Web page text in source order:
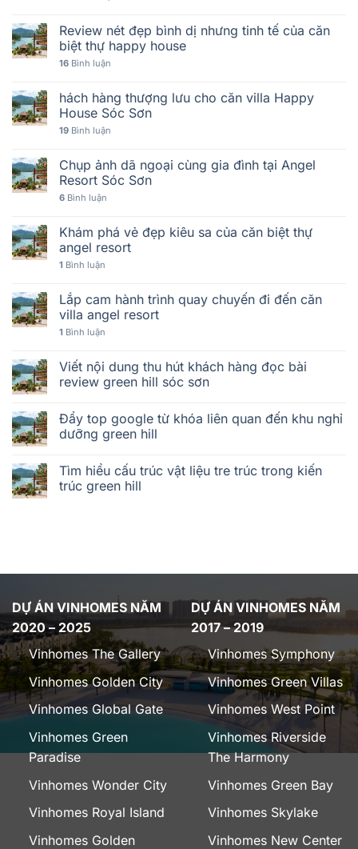
Review nét đẹp bình dị nhưng tinh tế của căn
biệt thự happy house
16 Bình luận
hách hàng thượng lưu cho căn villa Happy
House Sóc Sơn
19 Bình luận
Chụp ảnh dã ngoại cùng gia đình tại Angel
Resort Sóc Sơn
6 Bình luận
Khám phá vẻ đẹp kiêu sa của căn biệt thự
angel resort
1 Bình luận
Lắp cam hành trình quay chuyến đi đến căn
villa angel resort
1 Bình luận
Viết nội dung thu hút khách hàng đọc bài
review green hill sóc sơn
Đẩy top google từ khóa liên quan đến khu nghỉ
dưỡng green hill
Tìm hiểu cấu trúc vật liệu tre trúc trong kiến
trúc green hill
DỰ ÁN VINHOMES NĂM
2020 – 2025
Vinhomes The Gallery
Vinhomes Golden City
Vinhomes Global Gate
Vinhomes Green
Paradise
Vinhomes Wonder City
Vinhomes Royal Island
Vinhomes Golden
DỰ ÁN VINHOMES NĂM
2017 – 2019
Vinhomes Symphony
Vinhomes Green Villas
Vinhomes West Point
Vinhomes Riverside
The Harmony
Vinhomes Green Bay
Vinhomes Skylake
Vinhomes New Center